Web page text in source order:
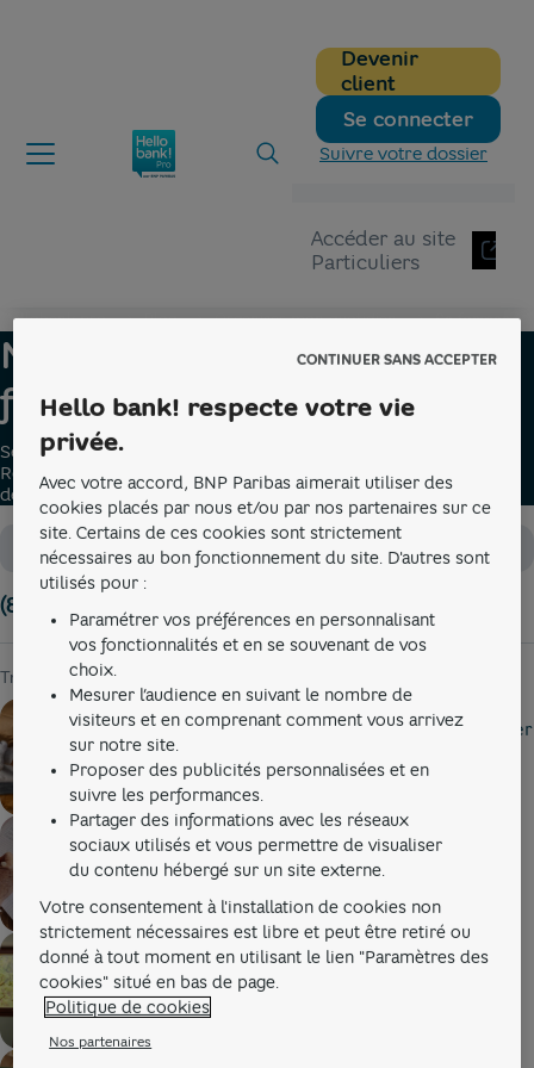
Devenir
client
Se connecter
Suivre votre dossier
Accéder au site
Particuliers
Hellobank pro Blog Organiser mon quotidien Se former
Nos ressources pour votre
formation professionnelle
Se former, c'est faire évoluer son projet et ses compétences.
Retrouvez nos ressources pour apprendre, progresser et
développer votre activité au fil du temps.
(8) articles
Trier par
Création de contenu avec l’IA : comment l’utiliser
au mieux ?
Publié le25/07/2024 par Apolline
Comment réaliser sa clôture comptable : le
guide en tant que SASU, EI, EURL
Publié le25/06/2024 par Apolline
Rédiger ses Conditions Générales de Vente
(CGV) : le guide pratique
Hello bank! respecte votre vie
privée.
Avec votre accord, BNP Paribas aimerait utiliser des
cookies placés par nous et/ou par nos partenaires sur ce
site. Certains de ces cookies sont strictement
nécessaires au bon fonctionnement du site. D'autres sont
utilisés pour :
Paramétrer vos préférences en personnalisant
vos fonctionnalités et en se souvenant de vos
choix.
Mesurer l’audience en suivant le nombre de
visiteurs et en comprenant comment vous arrivez
sur notre site.
Proposer des publicités personnalisées et en
suivre les performances.
Partager des informations avec les réseaux
sociaux utilisés et vous permettre de visualiser
du contenu hébergé sur un site externe.
Votre consentement à l'installation de cookies non
strictement nécessaires est libre et peut être retiré ou
donné à tout moment en utilisant le lien "Paramètres des
cookies" situé en bas de page.
Politique de cookies
Nos partenaires
CONTINUER SANS ACCEPTER